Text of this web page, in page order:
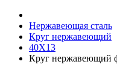
Нержавеющая сталь
Круг нержавеющий
40Х13
Круг нержавеющий